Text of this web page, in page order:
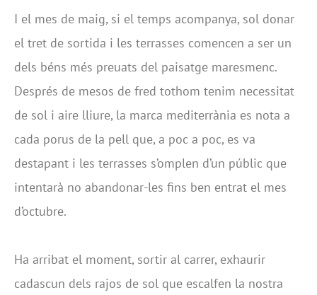
I el mes de maig, si el temps acompanya, sol donar
el tret de sortida i les terrasses comencen a ser un
dels béns més preuats del paisatge maresmenc.
Després de mesos de fred tothom tenim necessitat
de sol i aire lliure, la marca mediterrània es nota a
cada porus de la pell que, a poc a poc, es va
destapant i les terrasses s’omplen d’un públic que
intentarà no abandonar-les fins ben entrat el mes
d’octubre.
Ha arribat el moment, sortir al carrer, exhaurir
cadascun dels rajos de sol que escalfen la nostra